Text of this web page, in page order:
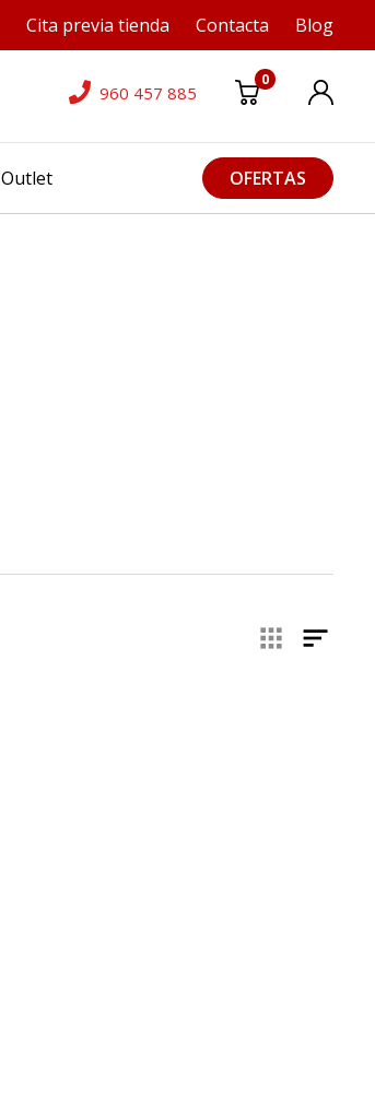
Cita previa tienda Contacta Blog
960 457 885
0
Outlet OFERTAS